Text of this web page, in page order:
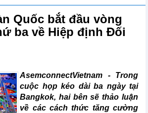
Quốc bắt đầu vòng
ba về Hiệp định Đối
AsemconnectVietnam - Trong
cuộc họp kéo dài ba ngày tại
Bangkok, hai bên sẽ thảo luận
về các cách thức tăng cường